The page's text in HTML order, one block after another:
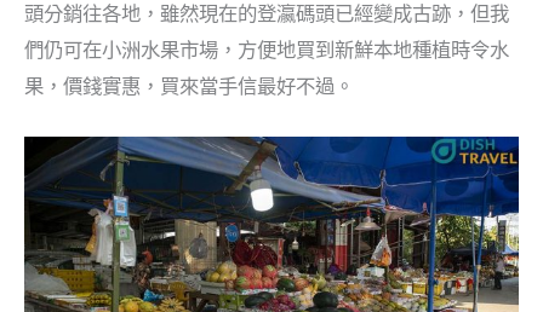
頭分銷往各地，雖然現在的登瀛碼頭已經變成古跡，但我
們仍可在小洲水果市場，方便地買到新鮮本地種植時令水
果，價錢實惠，買來當手信最好不過。